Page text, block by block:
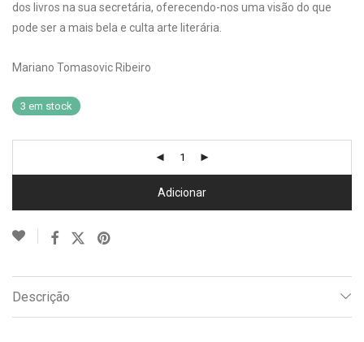
dos livros na sua secretária, oferecendo-nos uma visão do que
pode ser a mais bela e culta arte literária.
Mariano Tomasovic Ribeiro
3 em stock
Adicionar
Descrição